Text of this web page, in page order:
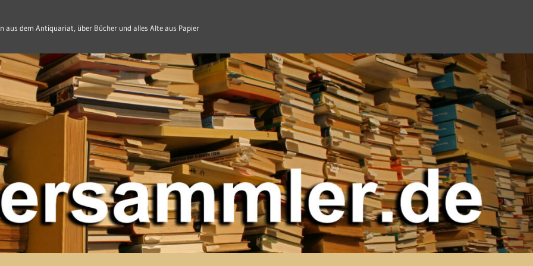
aus dem Antiquariat, über Bücher und alles Alte aus Papier